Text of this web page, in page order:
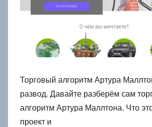
Торговый алгоритм Артура
развод. Давайте разберём сам
алгоритм Артура Маллтона. Что
проект и